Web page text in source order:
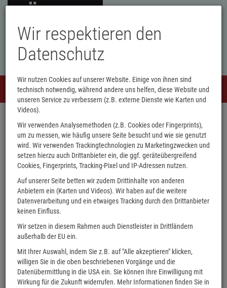
Wir respektieren den
Datenschutz
Wir nutzen Cookies auf unserer Website. Einige von ihnen sind
technisch notwendig, während andere uns helfen, diese Website und
unseren Service zu verbessern (z.B. externe Dienste wie Karten und
Videos).
Wir verwenden Analysemethoden (z.B. Cookies oder Fingerprints),
um zu messen, wie häufig unsere Seite besucht und wie sie genutzt
wird. Wir verwenden Trackingtechnologien zu Marketingzwecken und
setzen hierzu auch Drittanbieter ein, die ggf. geräteübergreifend
Cookies, Fingerprints, Tracking-Pixel und IP-Adressen nutzen.
Auf unserer Seite betten wir zudem Drittinhalte von anderen
Anbietern ein (Karten und Videos). Wir haben auf die weitere
Datenverarbeitung und ein etwaiges Tracking durch den Drittanbieter
keinen Einfluss.
Wir setzen in diesem Rahmen auch Dienstleister in Drittländern
außerhalb der EU ein.
Mit Ihrer Auswahl, indem Sie z.B. auf "Alle akzeptieren" klicken,
willigen Sie in die oben beschriebenen Vorgänge und die
Datenübermittlung in die USA ein. Sie können Ihre Einwilligung mit
Wirkung für die Zukunft widerrufen. Mehr Informationen finden Sie in
Menü 0
Unsere Buchhandlung in Brilon🛵